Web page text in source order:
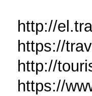
http://
https://
http://
https://